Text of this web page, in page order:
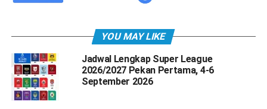
YOU MAY LIKE
Jadwal Lengkap Super League
2026/2027 Pekan Pertama, 4-6
September 2026